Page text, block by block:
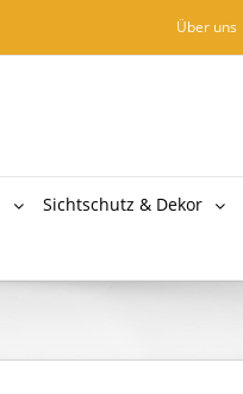
Über uns
Sichtschutz & Dekor